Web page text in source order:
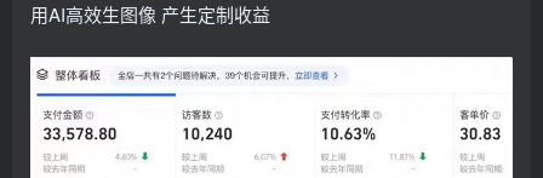
用AI高效生图像 产生定制收益